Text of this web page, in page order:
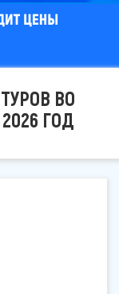
ВО
ГОД